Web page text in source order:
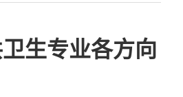
生专业各方向